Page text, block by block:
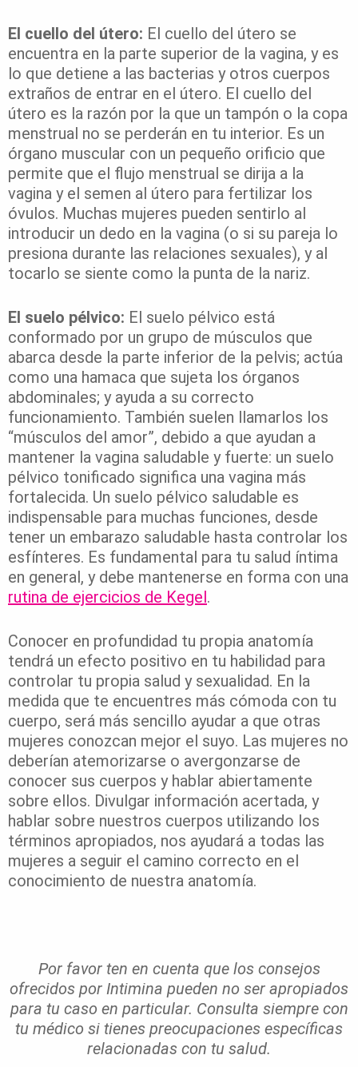
El cuello del útero: El cuello del útero se
encuentra en la parte superior de la vagina, y es
lo que detiene a las bacterias y otros cuerpos
extraños de entrar en el útero. El cuello del
útero es la razón por la que un tampón o la copa
menstrual no se perderán en tu interior. Es un
órgano muscular con un pequeño orificio que
permite que el flujo menstrual se dirija a la
vagina y el semen al útero para fertilizar los
óvulos. Muchas mujeres pueden sentirlo al
introducir un dedo en la vagina (o si su pareja lo
presiona durante las relaciones sexuales), y al
tocarlo se siente como la punta de la nariz.
El suelo pélvico: El suelo pélvico está
conformado por un grupo de músculos que
abarca desde la parte inferior de la pelvis; actúa
como una hamaca que sujeta los órganos
abdominales; y ayuda a su correcto
funcionamiento. También suelen llamarlos los
“músculos del amor”, debido a que ayudan a
mantener la vagina saludable y fuerte: un suelo
pélvico tonificado significa una vagina más
fortalecida. Un suelo pélvico saludable es
indispensable para muchas funciones, desde
tener un embarazo saludable hasta controlar los
esfínteres. Es fundamental para tu salud íntima
en general, y debe mantenerse en forma con una
rutina de ejercicios de Kegel.
Conocer en profundidad tu propia anatomía
tendrá un efecto positivo en tu habilidad para
controlar tu propia salud y sexualidad. En la
medida que te encuentres más cómoda con tu
cuerpo, será más sencillo ayudar a que otras
mujeres conozcan mejor el suyo. Las mujeres no
deberían atemorizarse o avergonzarse de
conocer sus cuerpos y hablar abiertamente
sobre ellos. Divulgar información acertada, y
hablar sobre nuestros cuerpos utilizando los
términos apropiados, nos ayudará a todas las
mujeres a seguir el camino correcto en el
conocimiento de nuestra anatomía.
Por favor ten en cuenta que los consejos
ofrecidos por Intimina pueden no ser apropiados
para tu caso en particular. Consulta siempre con
tu médico si tienes preocupaciones específicas
relacionadas con tu salud.